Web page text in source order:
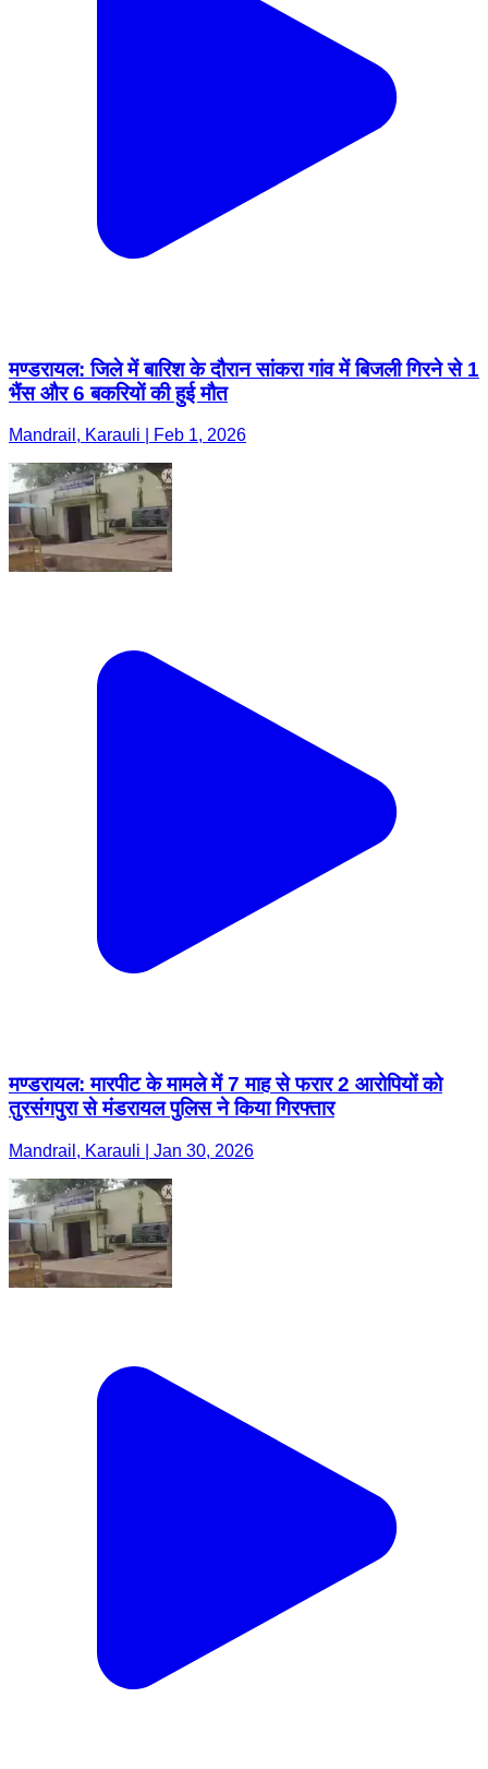
मण्डरायल: जिले में बारिश के दौरान सांकरा गांव में बिजली गिरने से 1
भैंस और 6 बकरियों की हुई मौत
Mandrail, Karauli | Feb 1, 2026
मण्डरायल: मारपीट के मामले में 7 माह से फरार 2 आरोपियों को
तुरसंगपुरा से मंडरायल पुलिस ने किया गिरफ्तार
Mandrail, Karauli | Jan 30, 2026